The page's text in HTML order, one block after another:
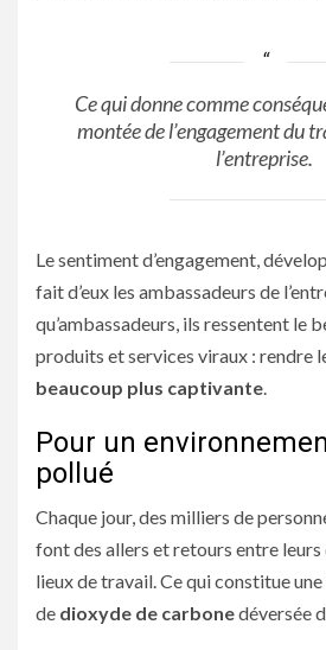
Ce qui donne comme
montée de l’engagement du
l’entreprise.
Le sentiment d’engagement,
fait d’eux les ambassadeurs de
qu’ambassadeurs, ils ressentent le
produits et services viraux : rendre
beaucoup plus captivante.
Pour un
pollué
Chaque jour, des milliers de
font des allers et retours entre
lieux de travail. Ce qui constitue
de dioxyde de carbonedéversée